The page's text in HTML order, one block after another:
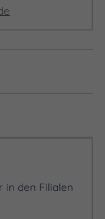
in den Filialen